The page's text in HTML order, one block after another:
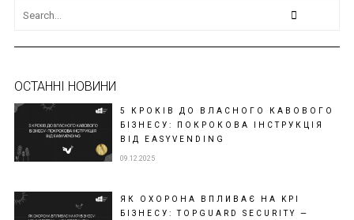
ОСТАННІ НОВИНИ
5 КРОКІВ ДО ВЛАСНОГО КАВОВОГО
БІЗНЕСУ: ПОКРОКОВА ІНСТРУКЦІЯ
ВІД EASYVENDING
09.12.2025
ЯК ОХОРОНА ВПЛИВАЄ НА KPI
БІЗНЕСУ: TOPGUARD SECURITY —